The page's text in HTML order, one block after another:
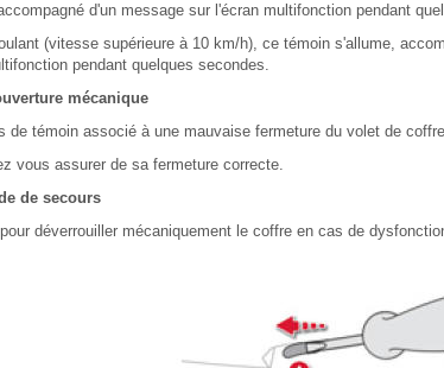
d'un message sur l'écran multifonction pendant
(vitesse supérieure à 10 km/h), ce témoin s'allume,
pendant quelques secondes.
mécanique
de témoin associé à une mauvaise fermeture du volet de
vous assurer de sa fermeture correcte.
de secours
déverrouiller mécaniquement le coffre en cas de